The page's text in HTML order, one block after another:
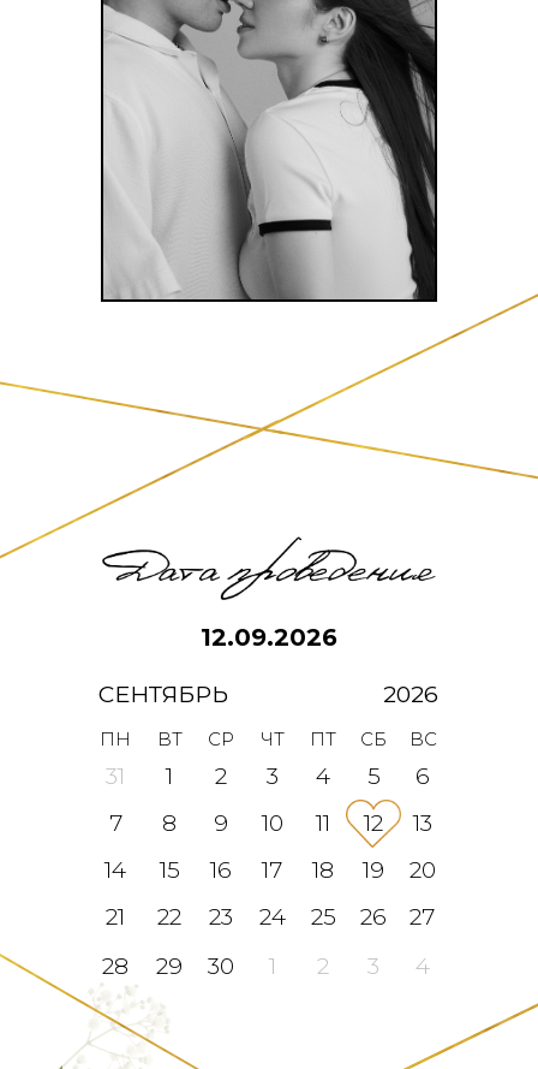
12.09.2026
6
СЕНТЯБРЬ 2026
28
12
ПН
29
5
ВС
СБ
ПТ
ЧТ
СР
ВТ
1
13
2
7
30
8 9 10
11
19
20
14 15 16 17
18
26
27
21 22 23 24
25
3
2 3 4
31
4
1